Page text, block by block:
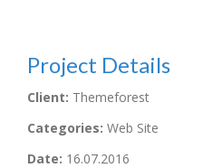
Project Details
Client: Themeforest
Categories: Web Site
Date: 16.07.2016